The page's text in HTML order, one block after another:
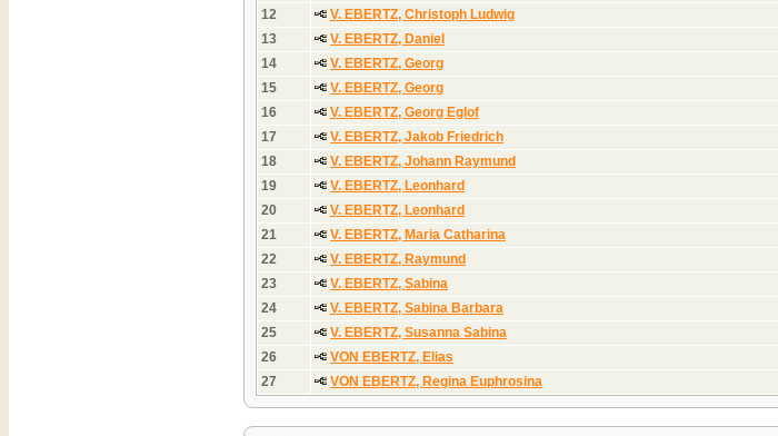
12
V. EBERTZ, Christoph Ludwig
13
V. EBERTZ, Daniel
14
V. EBERTZ, Georg
15
V. EBERTZ, Georg
16
V. EBERTZ, Georg Eglof
17
V. EBERTZ, Jakob Friedrich
18
V. EBERTZ, Johann Raymund
19
V. EBERTZ, Leonhard
20
V. EBERTZ, Leonhard
21
V. EBERTZ, Maria Catharina
22
V. EBERTZ, Raymund
23
V. EBERTZ, Sabina
24
V. EBERTZ, Sabina Barbara
25
V. EBERTZ, Susanna Sabina
26
VON EBERTZ, Elias
27
VON EBERTZ, Regina Euphrosina